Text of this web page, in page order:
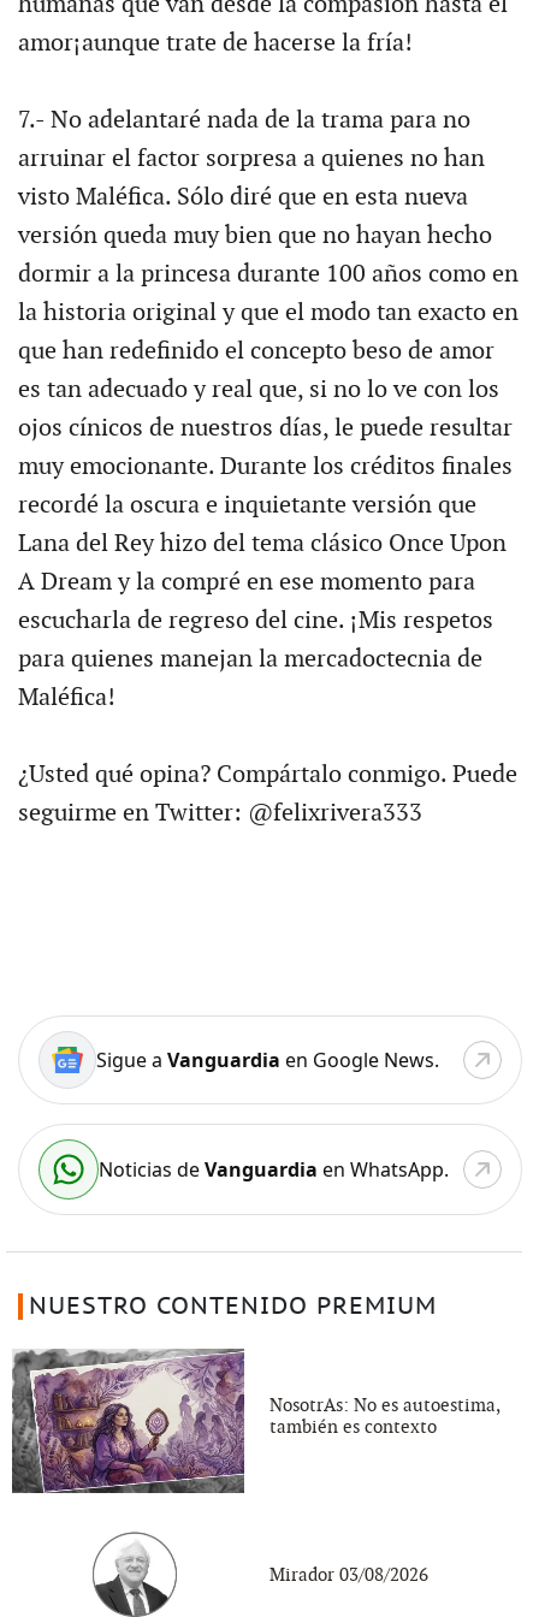
amor¡aunque trate de hacerse la fría!
7.- No adelantaré nada de la trama para no
arruinar el factor sorpresa a quienes no han
visto Maléfica. Sólo diré que en esta nueva
versión queda muy bien que no hayan hecho
dormir a la princesa durante 100 años como en
la historia original y que el modo tan exacto en
que han redefinido el concepto beso de amor
es tan adecuado y real que, si no lo ve con los
ojos cínicos de nuestros días, le puede resultar
muy emocionante. Durante los créditos finales
recordé la oscura e inquietante versión que
Lana del Rey hizo del tema clásico Once Upon
A Dream y la compré en ese momento para
escucharla de regreso del cine. ¡Mis respetos
para quienes manejan la mercadoctecnia de
Maléfica!
¿Usted qué opina? Compártalo conmigo. Puede
seguirme en Twitter: @felixrivera333
Sigue a Vanguardia en Google News.
Noticias deVanguardia en WhatsApp.
NUESTRO CONTENIDO PREMIUM
NosotrAs: No es autoestima,
también es contexto
Mirador 03/08/2026